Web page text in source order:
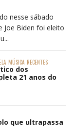
nesse sábado
Joe Biden foi eleito
MÚSICA RECENTES
dos
21 anos do
que ultrapassa